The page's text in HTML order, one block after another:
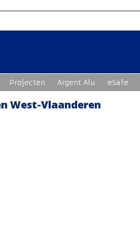
Projecten Argent Alu eSafe
West-Vlaanderen